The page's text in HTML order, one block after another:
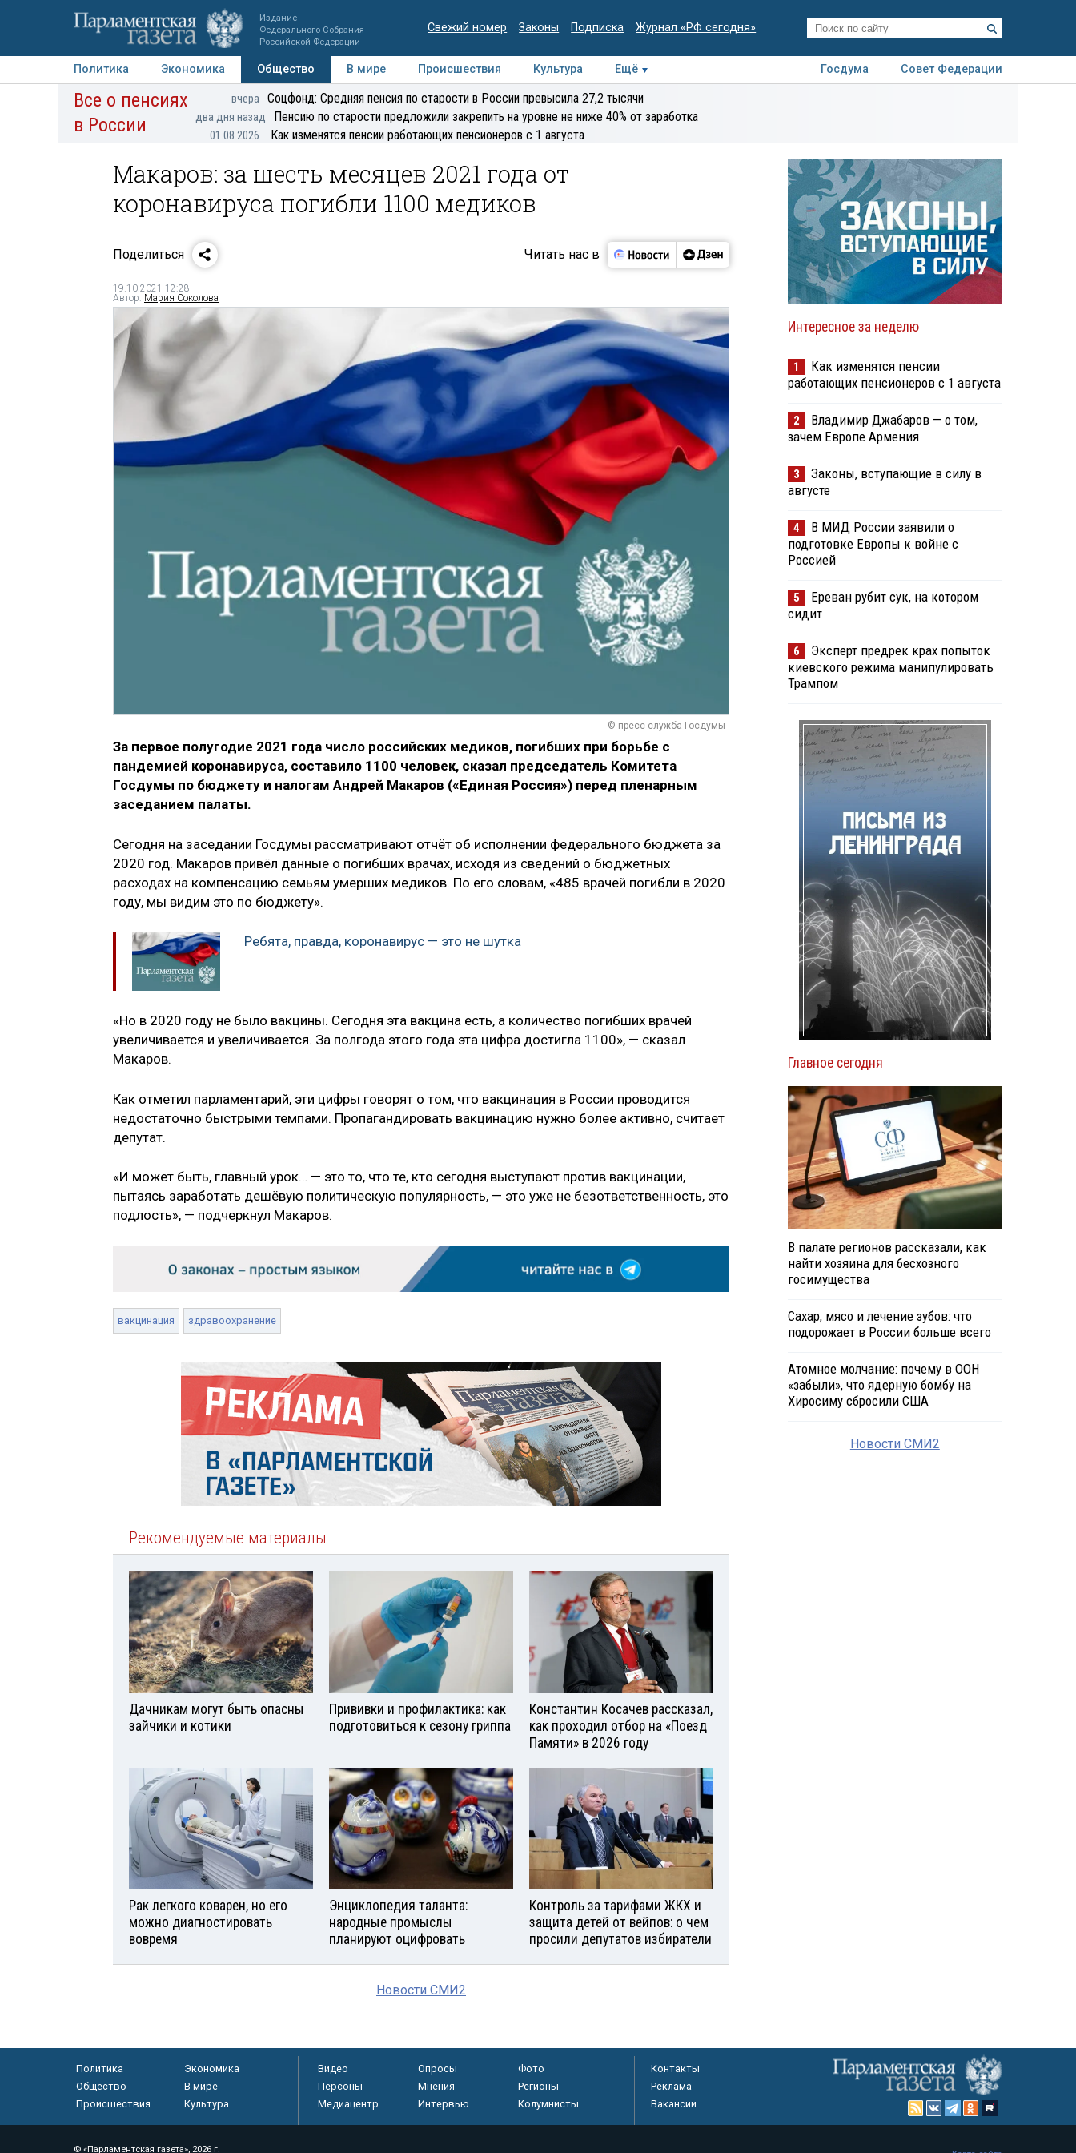
Издание
Федерального Собрания
Российской Федерации
Свежий номер Законы Подписка Журнал «РФ сегодня»
Политика Экономика Общество В мире Происшествия Культура Ещё Госдума
Совет Федерации
Авторы Персоны Мнения Регионы Медиацентр Интервью Колумнисты
экспертиза
Все о пенсиях
в России
вчера Соцфонд: Средняя пенсия по старости в России превысила 27,2 тысячи
два дня назад Пенсию по старости предложили закрепить на уровне не ниже 40% от заработка
01.08.2026 Как изменятся пенсии работающих пенсионеров с 1 августа
Макаров: за шесть месяцев 2021 года от
коронавируса погибли 1100 медиков
Поделиться Читать нас в
19.10.2021 12:28
Автор: Мария Соколова
© пресс-служба Госдумы
За первое полугодие 2021 года число российских медиков, погибших при борьбе с
пандемией коронавируса, составило 1100 человек, сказал председатель Комитета
Госдумы по бюджету и налогам Андрей Макаров («Единая Россия») перед пленарным
заседанием палаты.
Сегодня на заседании Госдумы рассматривают отчёт об исполнении федерального бюджета за
2020 год. Макаров привёл данные о погибших врачах, исходя из сведений о бюджетных
расходах на компенсацию семьям умерших медиков. По его словам, «485 врачей погибли в 2020
году, мы видим это по бюджету».
Ребята, правда, коронавирус — это не шутка
«Но в 2020 году не было вакцины. Сегодня эта вакцина есть, а количество погибших врачей
увеличивается и увеличивается. За полгода этого года эта цифра достигла 1100», — сказал
Макаров.
Как отметил парламентарий, эти цифры говорят о том, что вакцинация в России проводится
недостаточно быстрыми темпами. Пропагандировать вакцинацию нужно более активно, считает
депутат.
«И может быть, главный урок… — это то, что те, кто сегодня выступают против вакцинации,
пытаясь заработать дешёвую политическую популярность, — это уже не безответственность, это
подлость», — подчеркнул Макаров.
вакцинация здравоохранение
Рекомендуемые материалы
Дачникам могут быть опасны
зайчики и котики
Прививки и профилактика: как
подготовиться к сезону гриппа
Константин Косачев рассказал,
как проходил отбор на «Поезд
Памяти» в 2026 году
Рак легкого коварен, но его
можно диагностировать
вовремя
Энциклопедия таланта:
народные промыслы
планируют оцифровать
Контроль за тарифами ЖКХ и
защита детей от вейпов: о чем
просили депутатов избиратели
Новости СМИ2
Интересное за неделю
1
Как изменятся пенсии
работающих пенсионеров с 1 августа
2
Владимир Джабаров — о том,
зачем Европе Армения
3
Законы, вступающие в силу в
августе
4
В МИД России заявили о
подготовке Европы к войне с
Россией
5
Ереван рубит сук, на котором
сидит
6
Эксперт предрек крах попыток
киевского режима манипулировать
Трампом
Главное сегодня
В палате регионов рассказали, как
найти хозяина для бесхозного
госимущества
Сахар, мясо и лечение зубов: что
подорожает в России больше всего
Атомное молчание: почему в ООН
«забыли», что ядерную бомбу на
Хиросиму сбросили США
Новости СМИ2
Политика
Экономика
Общество
В мире
Происшествия
Культура
Видео Опросы
Фото
Персоны
Мнения
Регионы
Медиацентр
Интервью Колумнисты
Контакты
Реклама
Вакансии
© «Парламентская газета», 2026 г.